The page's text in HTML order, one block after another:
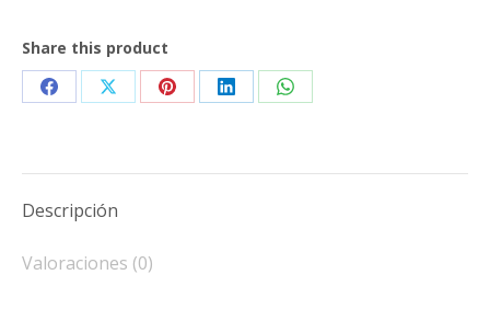
Share this product
Share Share Share Share Share
Descripción
Valoraciones (0)